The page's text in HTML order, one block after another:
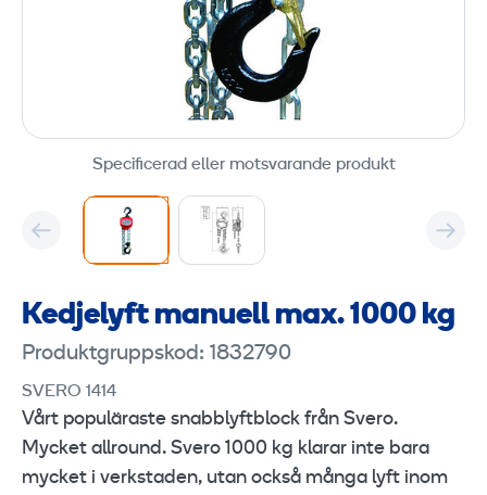
Specificerad eller motsvarande produkt
Kedjelyft manuell max. 1000 kg
Produktgruppskod: 1832790
SVERO 1414
Vårt populäraste snabblyftblock från Svero.
Mycket allround. Svero 1000 kg klarar inte bara
mycket i verkstaden, utan också många lyft inom